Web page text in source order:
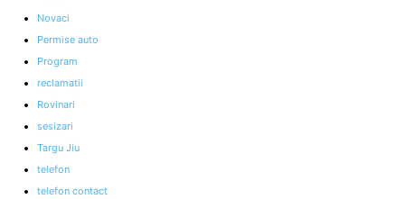
Novaci
Permise auto
Program
reclamatii
Rovinari
sesizari
Targu Jiu
telefon
telefon contact